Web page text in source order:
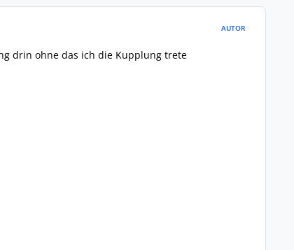
AUTOR
drin ohne das ich die Kupplung trete